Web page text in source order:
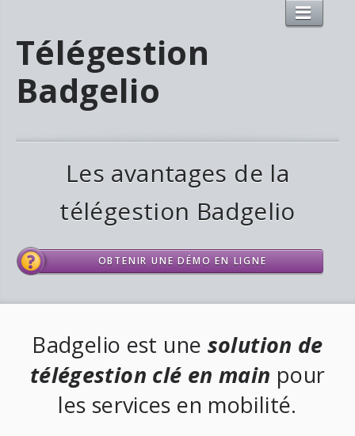
Télégestion
Badgelio
Les avantages de la
télégestion Badgelio
OBTENIR UNE DÉMO EN LIGNE
Badgelio est une solution de
télégestion clé en main pour
les services en mobilité.